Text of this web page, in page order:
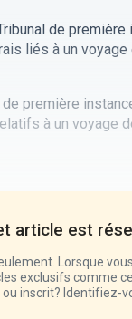
de
liés à un voyage
de première
à un voyage
article est
Lorsque
exclusifs comme
ou inscrit? Identifiez-